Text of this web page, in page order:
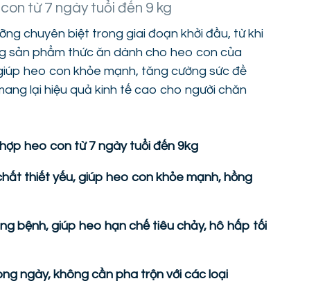
từ 7 ngày tuổi đến 9 kg
chuyên biệt trong giai đoạn khởi đầu, từ khi
sản phẩm thức ăn dành cho heo con của
heo con khỏe mạnh, tăng cường sức đề
lại hiệu quả kinh tế cao cho người chăn
heo con từ 7 ngày tuổi đến 9kg
thiết yếu, giúp heo con khỏe mạnh, hồng
bệnh, giúp heo hạn chế tiêu chảy, hô hấp tối
ngày, không cần pha trộn với các loại